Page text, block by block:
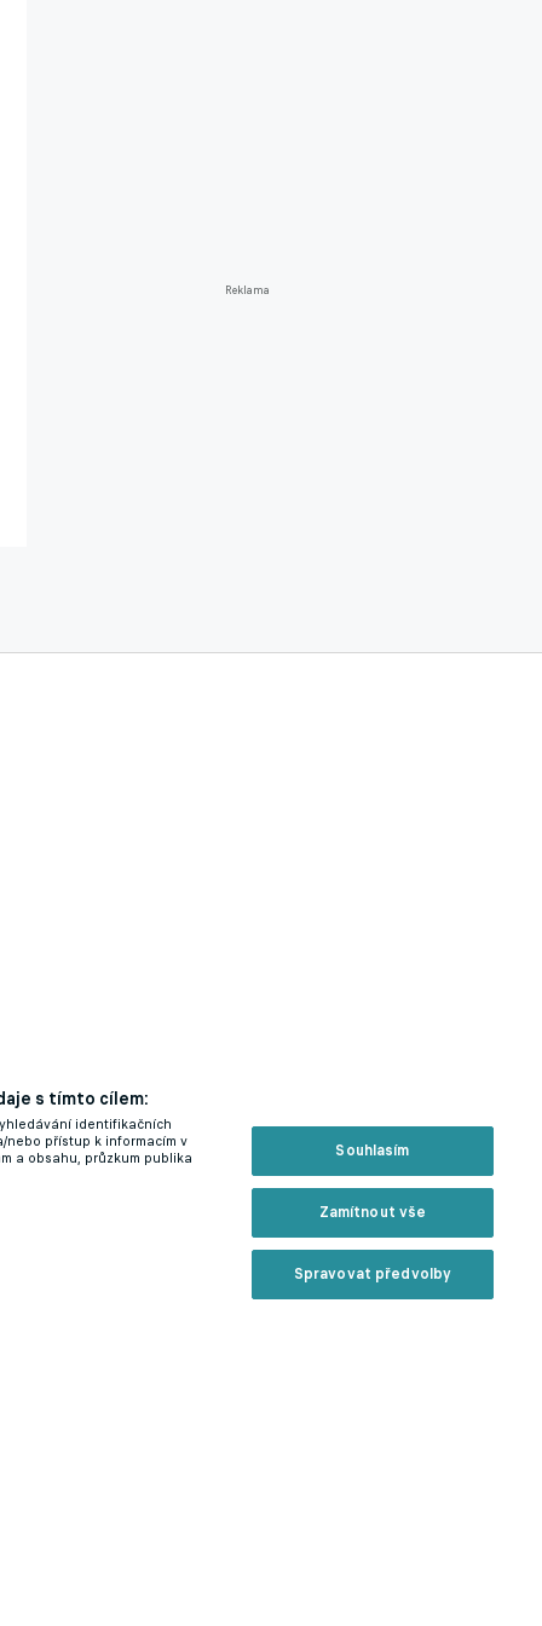
Reklama
s tímto cílem:
identifikačních
nebo přístup k informacím v
a obsahu, průzkum publika
Souhlasím
Zamítnout vše
Spravovat předvolby